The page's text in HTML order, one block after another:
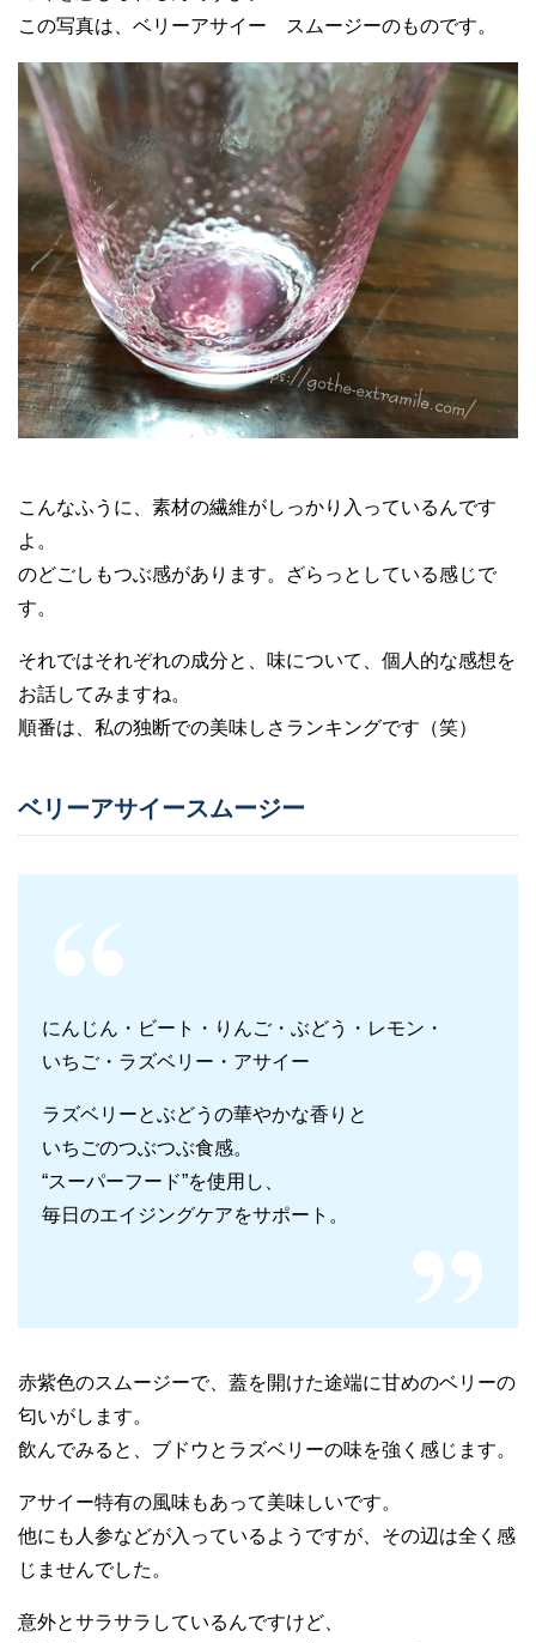
この写真は、ベリーアサイー スムージーのものです。
こんなふうに、素材の繊維がしっかり入っているんです
よ。
のどごしもつぶ感があります。ざらっとしている感じで
す。
それではそれぞれの成分と、味について、個人的な感想を
お話してみますね。
順番は、私の独断での美味しさランキングです（笑）
ベリーアサイースムージー
にんじん・ビート・りんご・ぶどう・レモン・
いちご・ラズベリー・アサイー
ラズベリーとぶどうの華やかな香りと
いちごのつぶつぶ食感。
“スーパーフード”を使用し、
毎日のエイジングケアをサポート。
赤紫色のスムージーで、蓋を開けた途端に甘めのベリーの
匂いがします。
飲んでみると、ブドウとラズベリーの味を強く感じます。
アサイー特有の風味もあって美味しいです。
他にも人参などが入っているようですが、その辺は全く感
じませんでした。
意外とサラサラしているんですけど、